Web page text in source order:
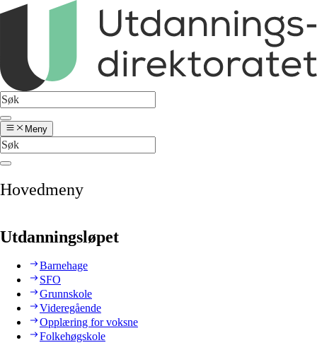
Meny
Hovedmeny
Utdanningsløpet
Barnehage
SFO
Grunnskole
Videregående
Opplæring for voksne
Folkehøgskole